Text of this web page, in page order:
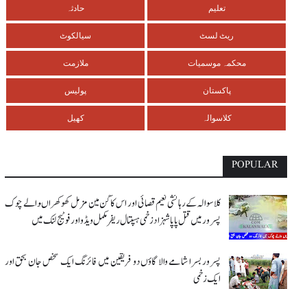
تعلیم حادثہ
ریٹ لسٹ سیالکوٹ
محکمہ موسمیات ملازمت
پاکستان پولیس
کلاسوالہ کھیل
POPULAR
کلاسوالہ کے رہائشی نعیم قصائی اور اس کاگن مین مزمل کھوکھراںوالے چوک
پسرور میں قتل پاپا شہزاد زخمی ہسپتال ریفر مکمل ویڈو اور فوٹیج لنک میں
پسرور بسرا شامے والا گاؤں دو فریقین میں فائرنگ ایک شخص جان بحق اور
ایک زخمی